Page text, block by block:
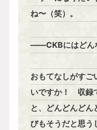
ね〜（笑）。
――CKBにはどん
おもてなしがす
いですか！ 収録
と、どんどんど
びもそうだと思う